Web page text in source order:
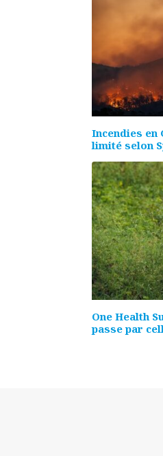
Incendies en
limité selon
One Health
passe par